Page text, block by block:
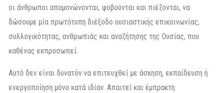
οι άνθρωποι απομονώνονται, φοβούνται και πιέζονται, να
δώσουμε μία πρωτότυπη διέξοδο ουσιαστικής επικοινωνίας,
συλλογικότητας, ανθρωπιάς και αναζήτησης της Ουσίας, που
καθένας εκπροσωπεί.
Αυτό δεν είναι δυνατόν να επιτευχθεί με άσκηση, εκπαίδευση ή
ενεργοποίηση μόνο κατά ιδίαν. Απαιτεί και έμπρακτη